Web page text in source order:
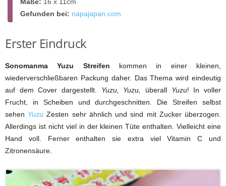
Gefunden bei: napajapan.com
Erster Eindruck
Sonomanma Yuzu Streifen kommen in einer kleinen,
wiederverschließbaren Packung daher. Das Thema wird eindeutig
auf dem Cover dargestellt. Yuzu, Yuzu, überall Yuzu! In voller
Frucht, in Scheiben und durchgeschnitten. Die Streifen selbst
sehen Yuzu Zesten sehr ähnlich und sind mit Zucker überzogen.
Allerdings ist nicht viel in der kleinen Tüte enthalten. Vielleicht eine
Hand voll. Ferner enthalten sie extra viel Vitamin C und
Zitronensäure.